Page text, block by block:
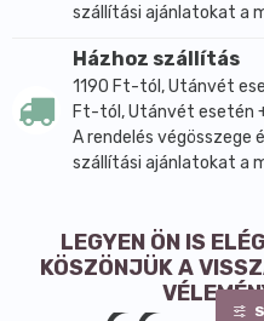
szállítási ajánlatokat a
Házhoz szállítás
1190 Ft-tól, Utánvét
Ft-tól, Utánvét esetén
A rendelés végösszege
szállítási ajánlatokat a
LEGYEN ÖN IS
KÖSZÖNJÜK A